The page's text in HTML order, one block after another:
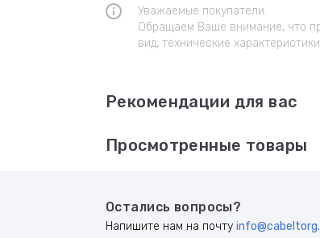
Уважаемые покупатели.
Обращаем Ваше внимание, что
вид, технические
Рекомендации для вас
Просмотренные товары
Остались вопросы?
Напишите нам на почту